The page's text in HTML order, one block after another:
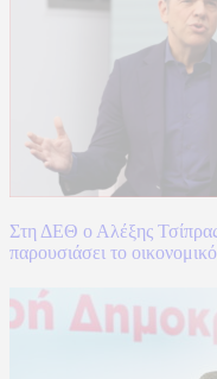
Στη ΔΕΘ ο Αλέξης
παρουσιάσει το